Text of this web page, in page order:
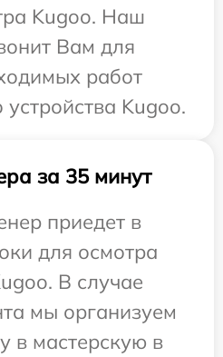
Kugoo. Наш
Вам для
работ
Kugoo.
за 35 минут
приедет в
для осмотра
В случае
мы организуем
в мастерскую в